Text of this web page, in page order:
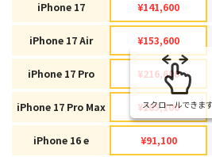
iPhone 17
iPhone 17 Air
iPhone 17 Pro
iPhone 17 Pro Max
iPhone 16 e
¥141,600
¥153,600
¥216,600
¥285,100
¥91,100
スクロールできます